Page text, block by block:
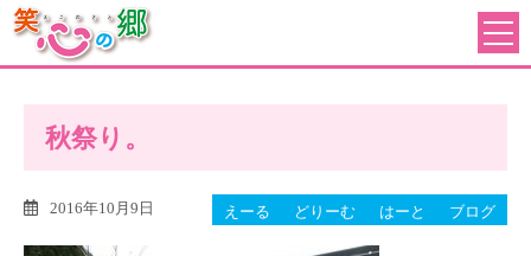
秋祭り。
2016年10月9日 えーる どりーむ はーと ブログ